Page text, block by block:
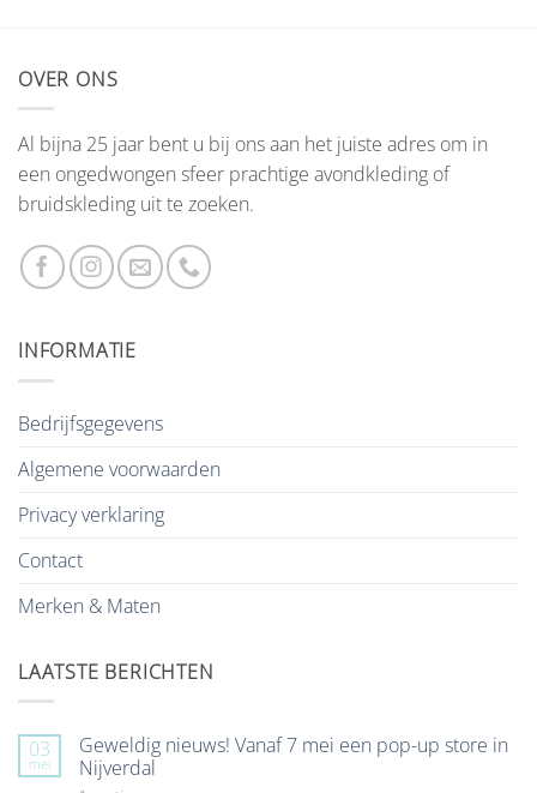
OVER ONS
Al bijna 25 jaar bent u bij ons aan het juiste adres om in
een ongedwongen sfeer prachtige avondkleding of
bruidskleding uit te zoeken.
INFORMATIE
Bedrijfsgegevens
Algemene voorwaarden
Privacy verklaring
Contact
Merken & Maten
LAATSTE BERICHTEN
03
mei
Geweldig nieuws! Vanaf 7 mei een pop-up store in
Nijverdal